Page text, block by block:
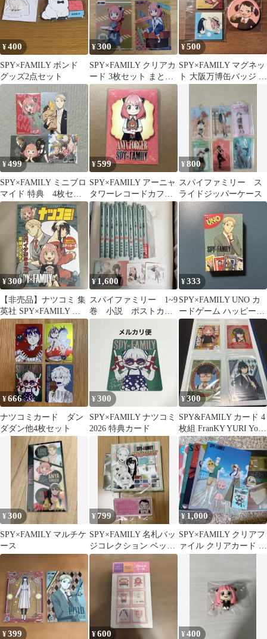
¥400
SPY×FAMILY ボンド
グッズ2点セット
¥300
SPY×FAMILY クリアカ
ード 3枚セット まとめ
売り
¥500
SPY×FAMILY マグネッ
ト 大阪万博缶バッジ ア
¥499
SPY×FAMILY ミニブロ
マイド 特典 4枚セッ
ト アーニャ ロイド
¥599
SPY×FAMILY アーニャ
タワーレコードカフェ
特典 ポストカード
¥800
スパイファミリー ス
ライドジッパーケース
¥300
【非売品】ナツコミ 集
英社 SPY×FAMILY ス
テッカー
¥1,600
スパイファミリー 1~9
巻 小説 ポストカー
ド コースター
¥333
SPY×FAMILY UNO カ
ードゲーム ハッピーセ
ット
¥666
ナツコミカード ダン
ダダン他4枚セット
¥300
SPY×FAMILY ナツコミ
2026 特典カード
¥300
SPY&FAMILY カード 4
枚組 FranKY YURI Yor
ANYA
¥300
SPY×FAMILY マルチケ
ース
¥ 799
SPY×FAMILY 名札バッ
ジコレクション ベッキ
ー・ブラックベル
¥1,000
SPY×FAMILY クリアフ
ァイル クリアカード ミ
¥399 ¥600 ¥400